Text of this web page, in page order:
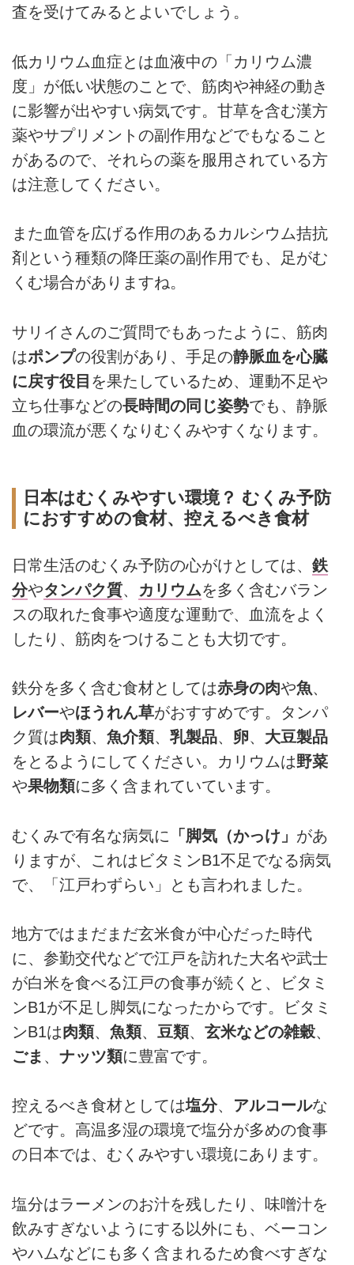
査を受けてみるとよいでしょう。
低カリウム血症とは血液中の「カリウム濃
度」が低い状態のことで、筋肉や神経の動き
に影響が出やすい病気です。甘草を含む漢方
薬やサプリメントの副作用などでもなること
があるので、それらの薬を服用されている方
は注意してください。
また血管を広げる作用のあるカルシウム拮抗
剤という種類の降圧薬の副作用でも、足がむ
くむ場合がありますね。
サリイさんのご質問でもあったように、筋肉
はポンプの役割があり、手足の静脈血を心臓
に戻す役目 を果たしているため、運動不足や
立ち仕事などの長時間の同じ姿勢でも、静脈
血の環流が悪くなりむくみやすくなります。
日本はむくみやすい環境？ むくみ予防
におすすめの食材、控えるべき食材
日常生活のむくみ予防の心がけとしては、 鉄
分やタンパク質、 カリウムを多く含むバラン
スの取れた食事や適度な運動で、血流をよく
したり、筋肉をつけることも大切です。
鉄分を多く含む食材としては赤身の肉や魚、
レバーやほうれん草がおすすめです。タンパ
ク質は肉類、 魚介類、 乳製品、 卵、 大豆製品
をとるようにしてください。カリウムは野菜
や果物類に多く含まれていています。
むくみで有名な病気に 「脚気（かっけ」 があ
りますが、これはビタミンB1不足でなる病気
で、「江戸わずらい」とも言われました。
地方ではまだまだ玄米食が中心だった時代
に、参勤交代などで江戸を訪れた大名や武士
が白米を食べる江戸の食事が続くと、ビタミ
ンB1が不足し脚気になったからです。ビタミ
ンB1は肉類、 魚類、 豆類、 玄米などの雑穀、
ごま 、 ナッツ類に豊富です。
控えるべき食材としては塩分、 アルコールな
どです。高温多湿の環境で塩分が多めの食事
の日本では、むくみやすい環境にあります。
塩分はラーメンのお汁を残したり、味噌汁を
飲みすぎないようにする以外にも、ベーコン
やハムなどにも多く含まれるため食べすぎな